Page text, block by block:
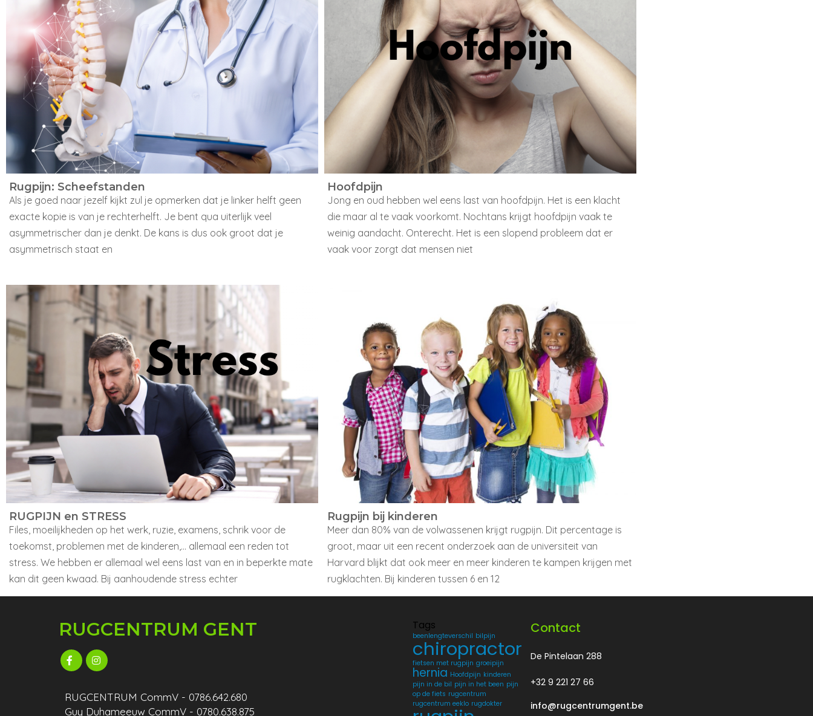
Rugpijn: Scheefstanden
Als je goed naar jezelf kijkt zul je opmerken dat je linker helft geen
exacte kopie is van je rechterhelft. Je bent qua uiterlijk veel
asymmetrischer dan je denkt. De kans is dus ook groot dat je
asymmetrisch staat en
Hoofdpijn
Jong en oud hebben wel eens last van hoofdpijn. Het is een klacht
die maar al te vaak voorkomt. Nochtans krijgt hoofdpijn vaak te
weinig aandacht. Onterecht. Het is een slopend probleem dat er
vaak voor zorgt dat mensen niet
RUGPIJN en STRESS
Files, moeilijkheden op het werk, ruzie, examens, schrik voor de
toekomst, problemen met de kinderen,... allemaal een reden tot
stress. We hebben er allemaal wel eens last van en in beperkte mate
kan dit geen kwaad. Bij aanhoudende stress echter
Rugpijn bij kinderen
Meer dan 80% van de volwassenen krijgt rugpijn. Dit percentage is
groot, maar uit een recent onderzoek aan de universiteit van
Harvard blijkt dat ook meer en meer kinderen te kampen krijgen met
rugklachten. Bij kinderen tussen 6 en 12
RUGCENTRUM GENT
RUGCENTRUM CommV - 0786.642.680
Guy Duhameeuw CommV - 0780.638.875
Tags
beenlengteverschil bilpijn
chiropractor
fietsen met rugpijn groeipijn
hernia Hoofdpijn kinderen
pijn in de bil pijn in het been pijn
op de fiets rugcentrum
rugcentrum eeklo rugdokter
Contact
De Pintelaan 288
+32 9 221 27 66
info@rugcentrumgent.be